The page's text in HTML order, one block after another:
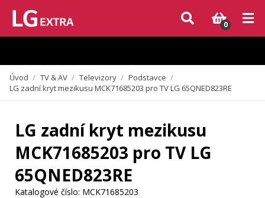
Vzhledem k aktuální situaci se může dodání dílů, které nejsou skladem,
zpozdit. Děkujeme za pochopení.
0
Úvod / TV & AV / Televizory / Podstavce /
LG zadní kryt mezikusu MCK71685203 pro TV LG 65QNED823RE
LG zadní kryt mezikusu
MCK71685203 pro TV LG
65QNED823RE
Katalogové číslo: MCK71685203